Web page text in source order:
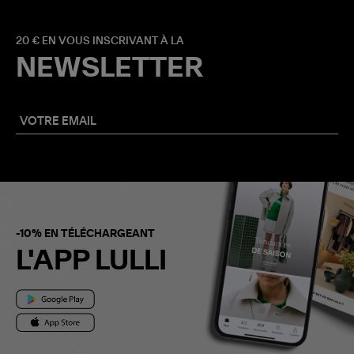
20 € EN VOUS INSCRIVANT À LA
NEWSLETTER
-10% EN TÉLÉCHARGEANT
L'APP LULLI